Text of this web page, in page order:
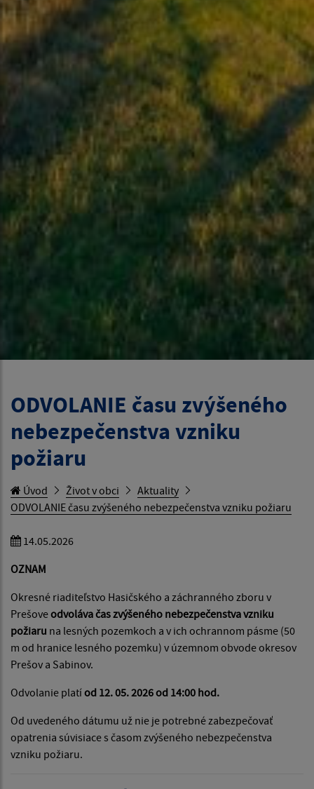
ODVOLANIE času zvýšeného
nebezpečenstva vzniku
požiaru
Úvod Život v obci
Aktuality
ODVOLANIE času zvýšeného nebezpečenstva vzniku požiaru
14.05.2026
OZNAM
Okresné riaditeľstvo Hasičského a záchranného zboru v
Prešoveodvoláva čas zvýšeného nebezpečenstva vzniku
požiaru na lesných pozemkoch a v ich ochrannom pásme (50
m od hranice lesného pozemku) v územnom obvode okresov
Prešov a Sabinov.
Odvolanie platíod 12. 05. 2026 od 14:00 hod.
Od uvedeného dátumu už nie je potrebné zabezpečovať
opatrenia súvisiace s časom zvýšeného nebezpečenstva
vzniku požiaru.